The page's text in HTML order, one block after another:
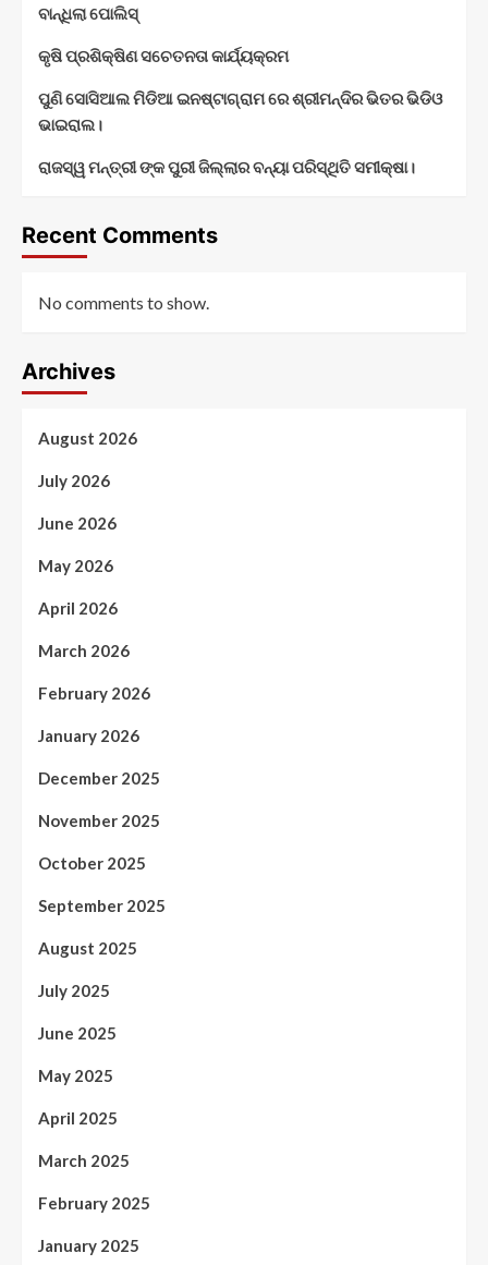
ବାନ୍ଧିଲା ପୋଲିସ୍
କୃଷି ପ୍ରଶିକ୍ଷିଣ ସଚେତନତା କାର୍ଯ୍ୟକ୍ରମ
ପୁଣି ସୋସିଆଲ ମିଡିଆ ଇନଷ୍ଟାଗ୍ରାମ ରେ ଶ୍ରୀମନ୍ଦିର ଭିତର ଭିଡିଓ
ଭାଇରାଲ।
ରାଜସ୍ୱ ମନ୍ତ୍ରୀ ଙ୍କ ପୁରୀ ଜିଲ୍ଲାର ବନ୍ୟା ପରିସ୍ଥିତି ସମୀକ୍ଷା।
Recent Comments
No comments to show.
Archives
August 2026
July 2026
June 2026
May 2026
April 2026
March 2026
February 2026
January 2026
December 2025
November 2025
October 2025
September 2025
August 2025
July 2025
June 2025
May 2025
April 2025
March 2025
February 2025
January 2025